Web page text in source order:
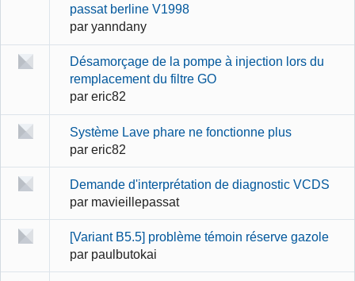
passat berline V1998
par yanndany
Désamorçage de la pompe à injection lors du
remplacement du filtre GO
par eric82
Système Lave phare ne fonctionne plus
par eric82
Demande d'interprétation de diagnostic VCDS
par mavieillepassat
[Variant B5.5] problème témoin réserve gazole
par paulbutokai